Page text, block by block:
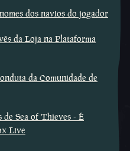
dos navios do jogador
da Loja na Plataforma
da Comunidade de
de Sea of Thieves - É
Live